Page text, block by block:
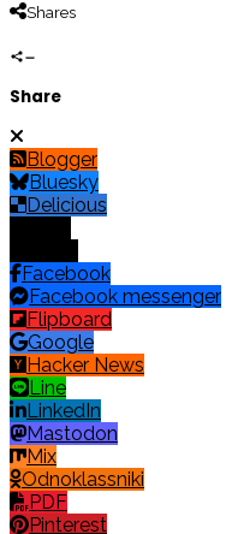
Shares
Share
Blogger
Bluesky
Delicious
Facebook
Facebook messenger
Flipboard
Google
Hacker News
Line
LinkedIn
Mastodon
Mix
Odnoklassniki
PDF
Pinterest